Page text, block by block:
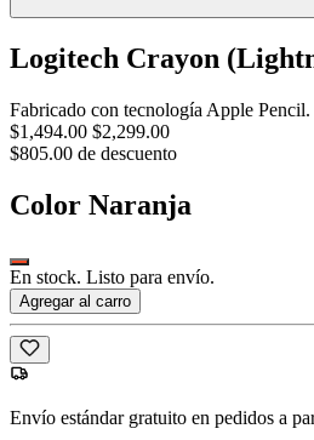
Logitech Crayon
Fabricado con tecnología Apple Pencil.
$1,494.00 $2,299.00
$805.00 de descuento
Color Naranja
En stock. Listo para envío.
Agregar al carro
Envío estándar gratuito en pedidos a